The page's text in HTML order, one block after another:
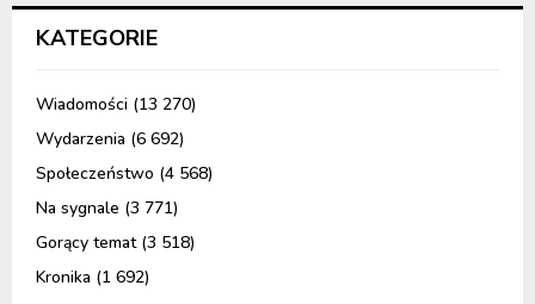
KATEGORIE
Wiadomości (13 270)
Wydarzenia (6 692)
Społeczeństwo (4 568)
Na sygnale (3 771)
Gorący temat(3 518)
Kronika (1 692)